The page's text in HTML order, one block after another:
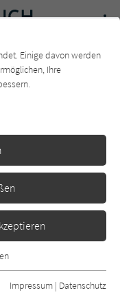
Newsletter
Einige davon werden
Ihre
Funktionen der
dass die Webseite
Impressum | Datenschutz